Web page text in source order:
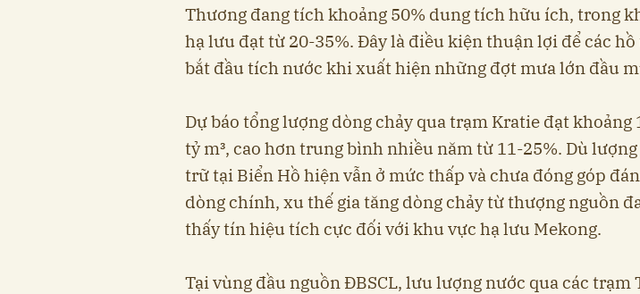
Thương đang tích khoảng 50% dung tích hữu ích, trong
hạ lưu đạt từ 20-35%. Đây là điều kiện thuận lợi để các
bắt đầu tích nước khi xuất hiện những đợt mưa lớn đầu
Dự báo tổng lượng dòng chảy qua trạm Kratie đạt khoảng
tỷ m³, cao hơn trung bình nhiều năm từ 11-25%. Dù
trữ tại Biển Hồ hiện vẫn ở mức thấp và chưa đóng góp
dòng chính, xu thế gia tăng dòng chảy từ thượng nguồn
thấy tín hiệu tích cực đối với khu vực hạ lưu Mekong.
Tại vùng đầu nguồn ĐBSCL, lưu lượng nước qua các trạm